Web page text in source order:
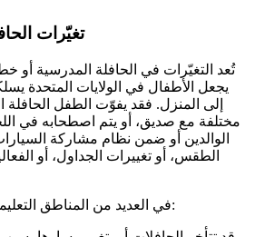
تغيّرات
تُعد التغيّرات في الحافلة المدرسية أو
يجعل الأطفال في الولايات المتحدة
إلى المنزل. فقد يفوّت الطفل الحافلة
مختلفة مع صديق، أو يتم اصطحابه في
الوالدين أو ضمن نظام مشاركة
الطقس، أو تغييرات الجداول، أو
في العديد من المناطق التعليمية داخل الولايات المتحدة: